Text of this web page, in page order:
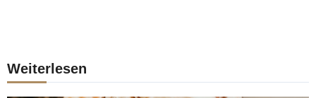
Weiterlesen